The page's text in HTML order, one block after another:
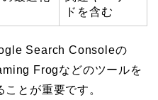
ドを含む
Search Consoleの
Frogなどのツールを
とが重要です。